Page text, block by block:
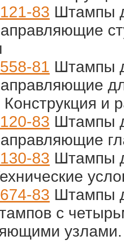
83 Штампы
81 Штампы
Конструкция и
83 Штампы
83 Штампы
83 Штампы
с